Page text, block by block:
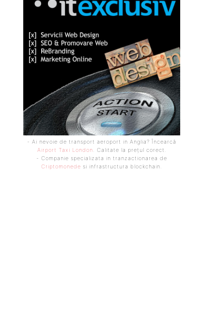
- Ai nevoie de transport aeroport in Anglia? Încearcă
Airport Taxi London. Calitate la prețul corect.
- Companie specializata in tranzactionarea de
Criptomonede si infrastructura blockchain.